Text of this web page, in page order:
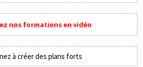
nos formations en vidéo
à créer des plans forts